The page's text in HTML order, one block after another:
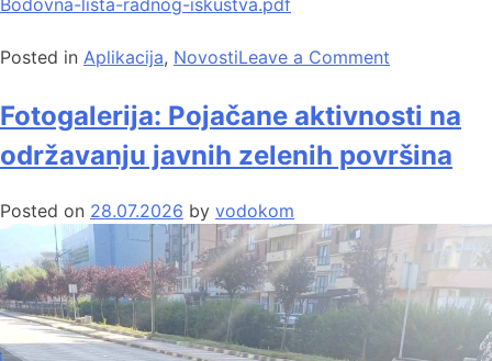
Bodovna-lista-radnog-iskustva.pdf
Posted in Aplikacija, NovostiLeave a Comment
Fotogalerija: Pojačane aktivnosti na
održavanju javnih zelenih površina
Posted on 28.07.2026 by vodokom